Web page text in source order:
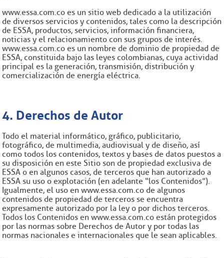
www.essa.com.co es un sitio web dedicado a la utilización
de diversos servicios y contenidos, tales como la descripción
de ESSA, productos, servicios, información financiera,
noticias y el relacionamiento con sus grupos de interés.
www.essa.com.co es un nombre de dominio de propiedad de
ESSA, constituida bajo las leyes colombianas, cuya actividad
principal es la generación, transmisión, distribución y
comercialización de energía eléctrica.
4. Derechos de Autor
Todo el material informático, gráfico, publicitario,
fotográfico, de multimedia, audiovisual y de diseño, así
como todos los contenidos, textos y bases de datos puestos a
su disposición en este Sitio son de propiedad exclusiva de
ESSA o en algunos casos, de terceros que han autorizado a
ESSA su uso o explotación (en adelante “los Contenidos”).
Igualmente, el uso en www.essa.com.co de algunos
contenidos de propiedad de terceros se encuentra
expresamente autorizado por la ley o por dichos terceros.
Todos los Contenidos en www.essa.com.co están protegidos
por las normas sobre Derechos de Autor y por todas las
normas nacionales e internacionales que le sean aplicables.